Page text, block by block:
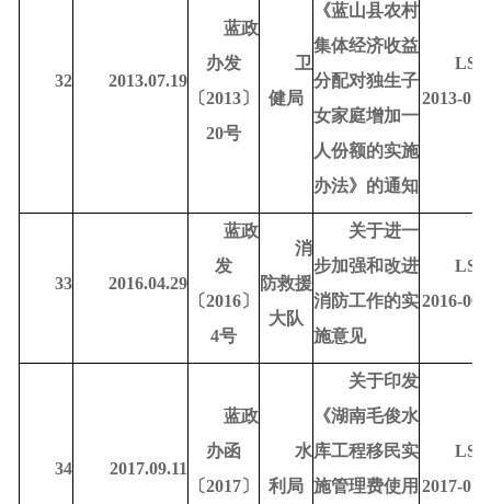
32 2013.07.19
蓝政
办发
〔2013〕
20号
卫
健局
《蓝山县农村
集体经济收益
分配对独生子
女家庭增加一
人份额的实施
办法》的通知
2013-
33 2016.04.29
蓝政
发
〔2016〕
4号
消
防救援
大队
关于进一
步加强和改进
消防工作的实
施意见
2016-
34 2017.09.11
蓝政
办函
〔2017〕
水
利局
关于印发
《湖南毛俊水
库工程移民实
施管理费使用 2017-